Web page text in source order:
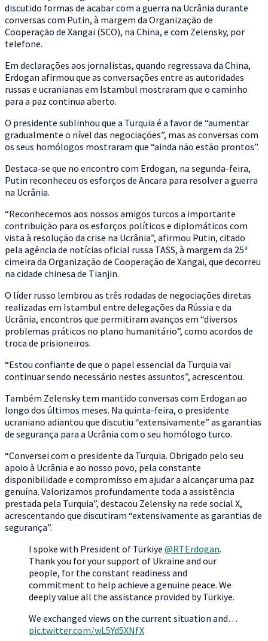
discutido formas de acabar com a guerra na Ucrânia durante
conversas com Putin, à margem da Organização de
Cooperação de Xangai (SCO), na China, e com Zelensky, por
telefone.
Em declarações aos jornalistas, quando regressava da China,
Erdogan afirmou que as conversações entre as autoridades
russas e ucranianas em Istambul mostraram que o caminho
para a paz continua aberto.
O presidente sublinhou que a Turquia é a favor de “aumentar
gradualmente o nível das negociações”, mas as conversas com
os seus homólogos mostraram que “ainda não estão prontos”.
Destaca-se que no encontro com Erdogan, na segunda-feira,
Putin reconheceu os esforços de Ancara para resolver a guerra
na Ucrânia.
“Reconhecemos aos nossos amigos turcos a importante
contribuição para os esforços políticos e diplomáticos com
vista à resolução da crise na Ucrânia”, afirmou Putin, citado
pela agência de notícias oficial russa TASS, à margem da 25ª
cimeira da Organização de Cooperação de Xangai, que decorreu
na cidade chinesa de Tianjin.
O líder russo lembrou as três rodadas de negociações diretas
realizadas em Istambul entre delegações da Rússia e da
Ucrânia, encontros que permitiram avanços em “diversos
problemas práticos no plano humanitário”, como acordos de
troca de prisioneiros.
“Estou confiante de que o papel essencial da Turquia vai
continuar sendo necessário nestes assuntos”, acrescentou.
Também Zelensky tem mantido conversas com Erdogan ao
longo dos últimos meses. Na quinta-feira, o presidente
ucraniano adiantou que discutiu “extensivamente” as garantias
de segurança para a Ucrânia com o seu homólogo turco.
“Conversei com o presidente da Turquia. Obrigado pelo seu
apoio à Ucrânia e ao nosso povo, pela constante
disponibilidade e compromisso em ajudar a alcançar uma paz
genuína. Valorizamos profundamente toda a assistência
prestada pela Turquia”, destacou Zelensky na rede social X,
acrescentando que discutiram “extensivamente as garantias de
segurança”.
I spoke with President of Türkiye @RTErdogan.
Thank you for your support of Ukraine and our
people, for the constant readiness and
commitment to help achieve a genuine peace. We
deeply value all the assistance provided by Türkiye.
We exchanged views on the current situation and…
pic.twitter.com/wL5Yd5XNfX